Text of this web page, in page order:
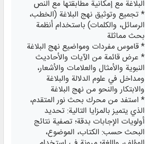
البلاغة مع إمكانية مطابقتها مع النص
* تجميع وتوثيق نهج البلاغة (الخطب،
الرسائل، والكلمات) باستخدام أنظمة
بحث مماثلة
* قاموس مفردات ومواضيع نهج البلاغة
* عرض قائمة من الآيات والأحاديث
النبوية والأمثال والعلامات والأشعار،
ومداخل في علوم الدلالة والبلاغة
والابتكار والنحو من نهج البلاغة
* استفد من محرك بحث نور المتقدم،
الذي يتميز بالمزايا التالية: تحديد
أولويات الإجابات بدقة؛ تصفية نتائج
البحث حسب: الكتاب، الموضوع،